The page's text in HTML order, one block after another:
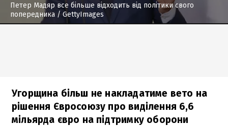
Петер Мадяр все більше відходить від політики свого
попередника / GettyImages
Угорщина більш не накладатиме вето на
рішення Євросоюзу про виділення 6,6
мільярда євро на підтримку оборони